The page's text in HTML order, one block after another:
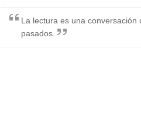
La lectura es una
pasados.